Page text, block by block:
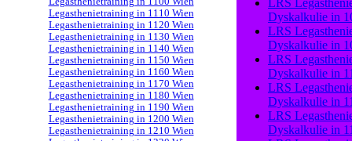
Legasthenietraining in 1110 Wien
Legasthenietraining in 1120 Wien
Legasthenietraining in 1130 Wien
Legasthenietraining in 1140 Wien
Legasthenietraining in 1150 Wien
Legasthenietraining in 1160 Wien
Legasthenietraining in 1170 Wien
Legasthenietraining in 1180 Wien
Legasthenietraining in 1190 Wien
Legasthenietraining in 1200 Wien
Legasthenietraining in 1210 Wien
LRS
Dyskalkulie in
LRS
Dyskalkulie in
LRS
Dyskalkulie in
LRS
Dyskalkulie in
LRS
Dyskalkulie in